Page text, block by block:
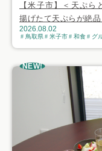
【米子市】＜天ぷ
揚げたて天ぷらが絶
2026.08.02
鳥取県 米子市 和食 グ
NEW!